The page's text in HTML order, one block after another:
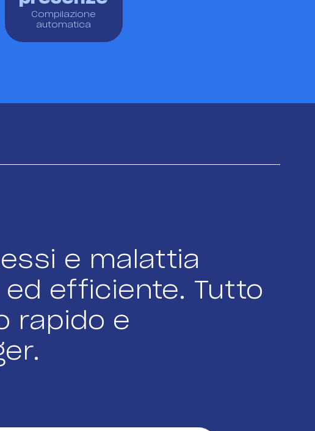
Compilazione
automatica
e malattia
efficiente. Tutto
rapido e